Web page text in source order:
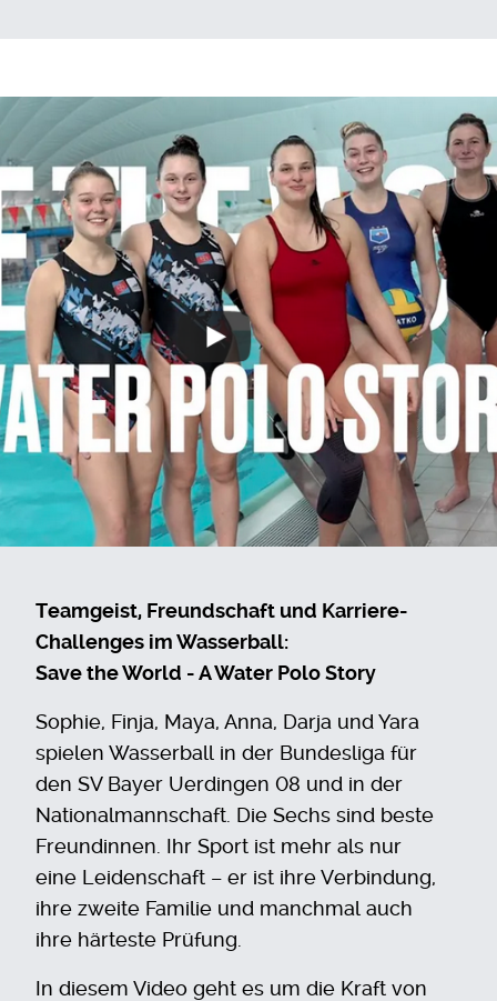
Teamgeist, Freundschaft und Karriere-
Challenges im Wasserball:
Save the World - A Water Polo Story
Sophie, Finja, Maya, Anna, Darja und Yara
spielen Wasserball in der Bundesliga für
den SV Bayer Uerdingen 08 und in der
Nationalmannschaft. Die Sechs sind beste
Freundinnen. Ihr Sport ist mehr als nur
eine Leidenschaft – er ist ihre Verbindung,
ihre zweite Familie und manchmal auch
ihre härteste Prüfung.
In diesem Video geht es um die Kraft von